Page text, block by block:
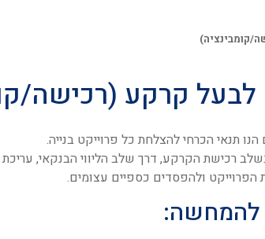
קומבינציה)
לבעל קרקע (רכישה/
תנאי הכרחי להצלחת כל פרוייקט בנייה.
רכישת הקרקע, דרך שלב הליווי הבנקאי,
ולהפסדים כספיים עצומים.
להמחשה: